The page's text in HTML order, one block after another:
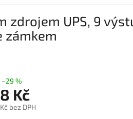
zdrojem UPS, 9
zámkem
–29 %
Kč
bez DPH